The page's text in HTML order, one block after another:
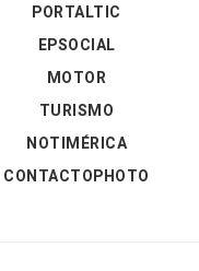
PORTALTIC
EPSOCIAL
MOTOR
TURISMO
NOTIMÉRICA
CONTACTOPHOTO